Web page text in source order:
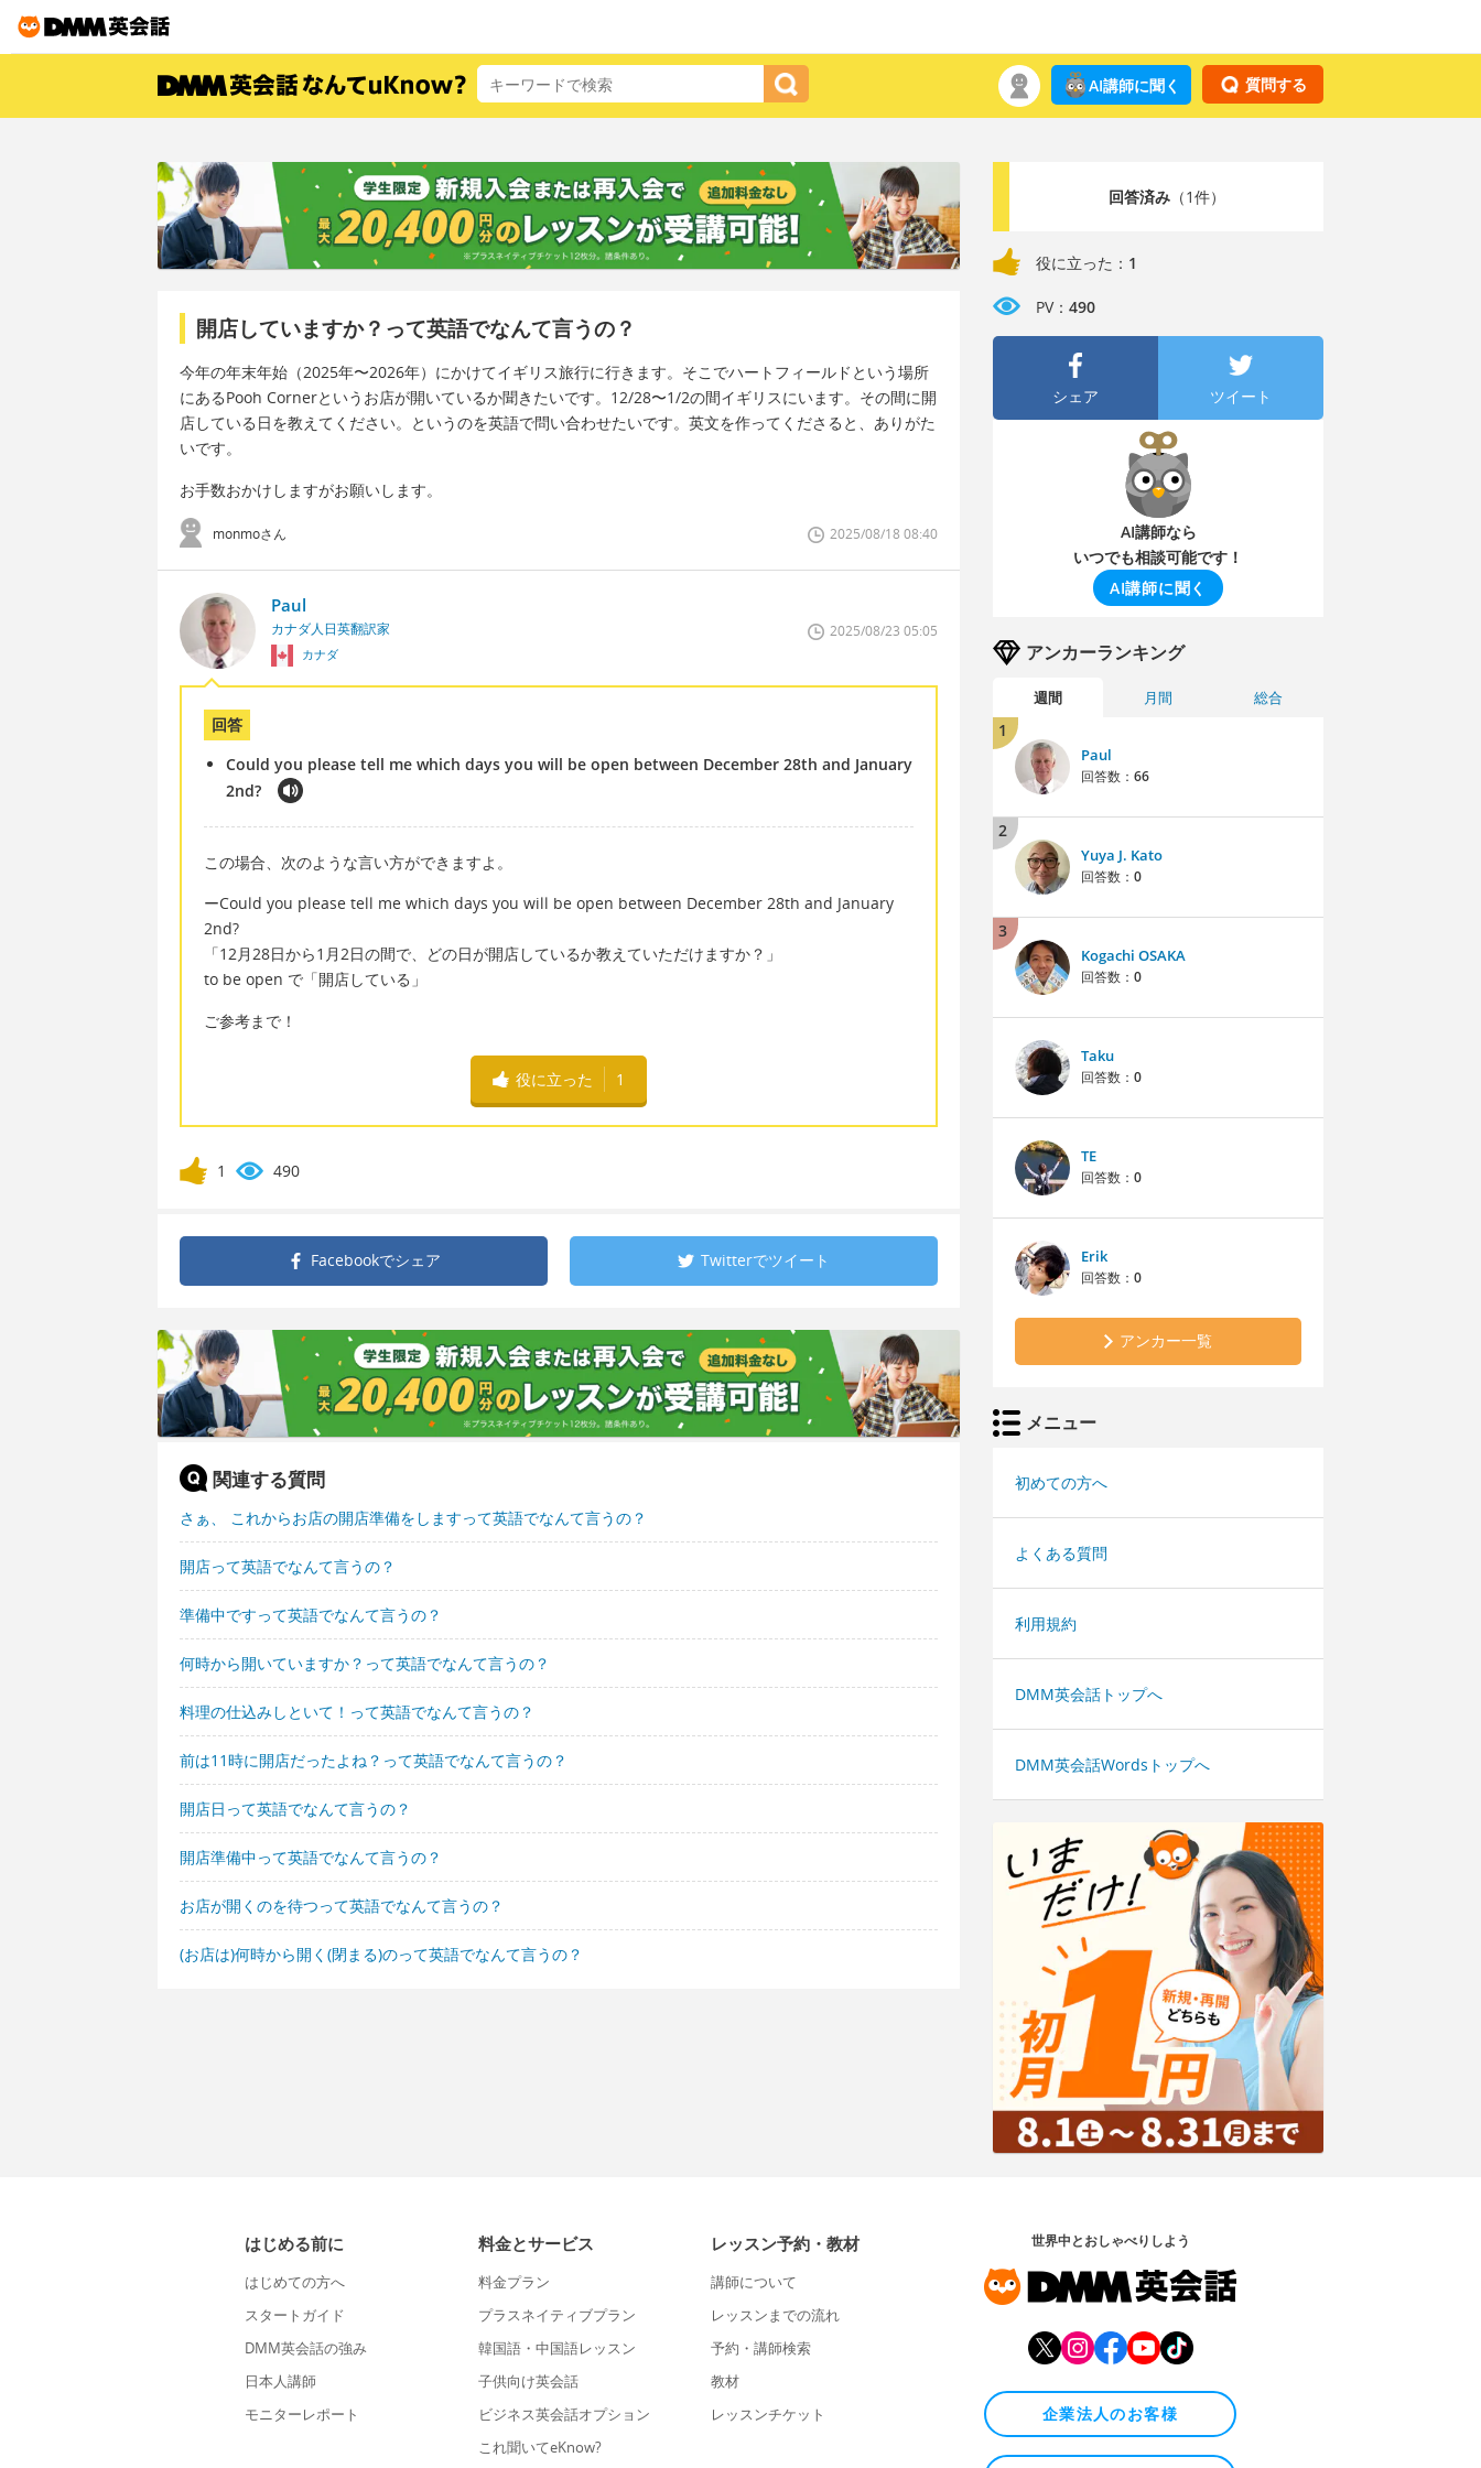
質問する
AI講師に聞く
開店していますか？って英語でなんて言うの？
今年の年末年始（2025年〜2026年）にかけてイギリス旅行に行きます。そこでハートフィールドという場所
にあるPooh Cornerというお店が開いているか聞きたいです。12/28〜1/2の間イギリスにいます。その間に開
店している日を教えてください。というのを英語で問い合わせたいです。英文を作ってくださると、ありがた
いです。
お手数おかけしますがお願いします。
monmoさん 2025/08/18 08:40
Paul
カナダ人日英翻訳家
カナダ
2025/08/23 05:05
回答
Could you please tell me which days you will be open between December 28th and January
2nd?
この場合、次のような言い方ができますよ。
ーCould you please tell me which days you will be open between December 28th and January
2nd?
「12月28日から1月2日の間で、どの日が開店しているか教えていただけますか？」
to be open で「開店している」
ご参考まで！
役に立った 1
1 490
Facebookでシェア Twitterでツイート
関連する質問
さぁ、 これからお店の開店準備をしますって英語でなんて言うの？
開店って英語でなんて言うの？
準備中ですって英語でなんて言うの？
何時から開いていますか？って英語でなんて言うの？
料理の仕込みしといて！って英語でなんて言うの？
前は11時に開店だったよね？って英語でなんて言うの？
開店日って英語でなんて言うの？
開店準備中って英語でなんて言うの？
お店が開くのを待つって英語でなんて言うの？
(お店は)何時から開く(閉まる)のって英語でなんて言うの？
回答済み（1件）
役に立った： 1
PV： 490
シェア ツイート
AI講師なら
いつでも相談可能です！
AI講師に聞く
アンカーランキング
週間 月間 総合
1
Paul
回答数： 66
2
Yuya J. Kato
回答数： 0
3
Kogachi OSAKA
回答数： 0
Taku
回答数： 0
TE
回答数： 0
Erik
回答数： 0
アンカー一覧
メニュー
初めての方へ
よくある質問
利用規約
DMM英会話トップへ
DMM英会話Wordsトップへ
はじめる前に
はじめての方へ
スタートガイド
DMM英会話の強み
日本人講師
モニターレポート
料金とサービス
料金プラン
プラスネイティブプラン
韓国語・中国語レッスン
子供向け英会話
ビジネス英会話オプション
これ聞いてeKnow?
レッスン予約・教材
講師について
レッスンまでの流れ
予約・講師検索
教材
レッスンチケット
世界中とおしゃべりしよう
企業法人のお客様